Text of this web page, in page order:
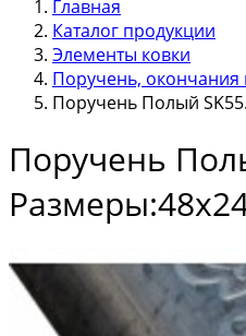
Главная
Каталог продукции
Элементы ковки
Поручень,
Поручень Полый
Поручень